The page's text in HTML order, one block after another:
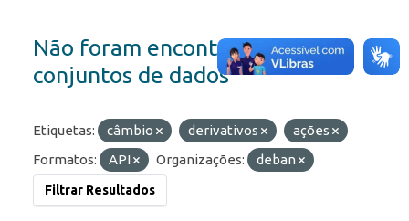
Não foram encontrados
conjuntos de dados
Etiquetas: câmbio derivativos
ações
Formatos:
API Organizações: deban
Filtrar Resultados